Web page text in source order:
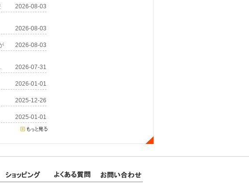
2026-08-03
2026-08-03
2026-08-03
2026-07-31
2026-01-01
2025-12-26
2025-01-01